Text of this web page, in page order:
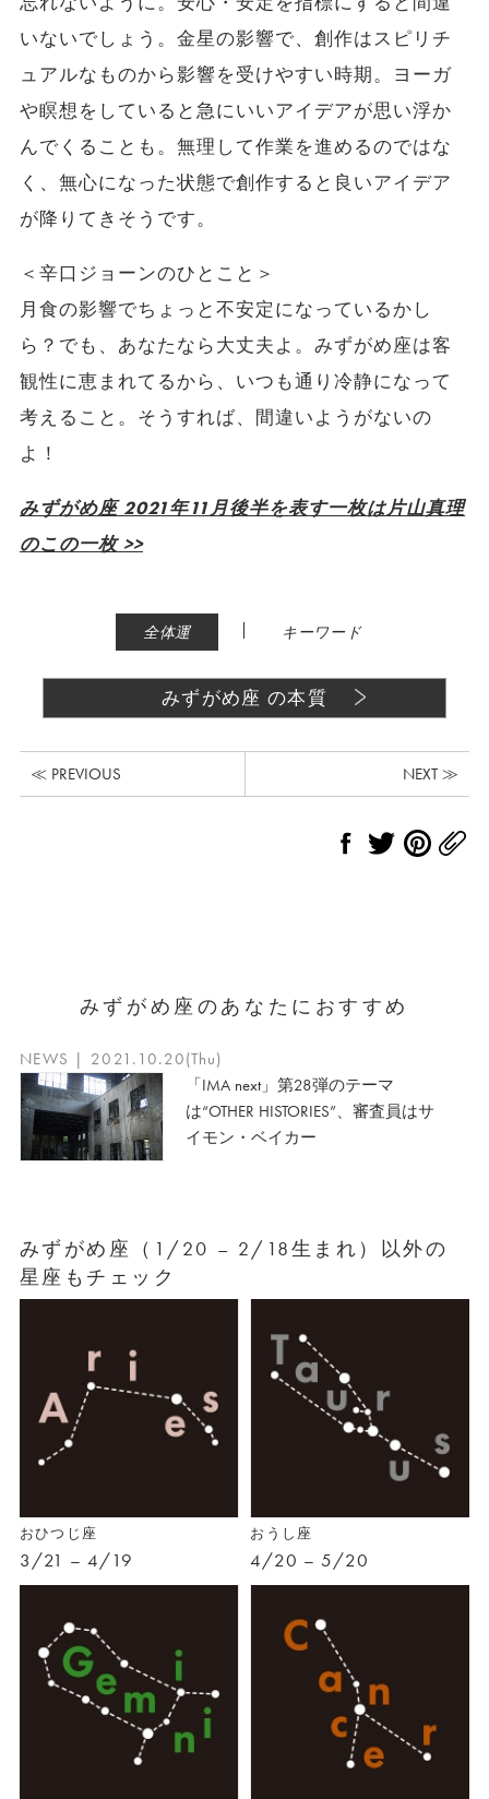
いないでしょう。金星の影響で、創作はスピリチ
ュアルなものから影響を受けやすい時期。ヨーガ
や瞑想をしていると急にいいアイデアが思い浮か
んでくることも。無理して作業を進めるのではな
く、無心になった状態で創作すると良いアイデア
が降りてきそうです。
＜辛口ジョーンのひとこと＞
月食の影響でちょっと不安定になっているかし
ら？でも、あなたなら大丈夫よ。みずがめ座は客
観性に恵まれてるから、いつも通り冷静になって
考えること。そうすれば、間違いようがないの
よ！
みずがめ座 2021年11月後半を表す一枚は片山真理
のこの一枚 >>
全体運 | キーワード
みずがめ座 の本質
≪ PREVIOUS NEXT ≫
みずがめ座のあなたにおすすめ
NEWS | 2021.10.20(Thu)
「IMA next」第28弾のテーマ
は“OTHER HISTORIES”、審査員はサ
イモン・ベイカー
みずがめ座（1/20 – 2/18生まれ）以外の
星座もチェック
おひつじ座
3/21 – 4/19
おうし座
4/20 – 5/20